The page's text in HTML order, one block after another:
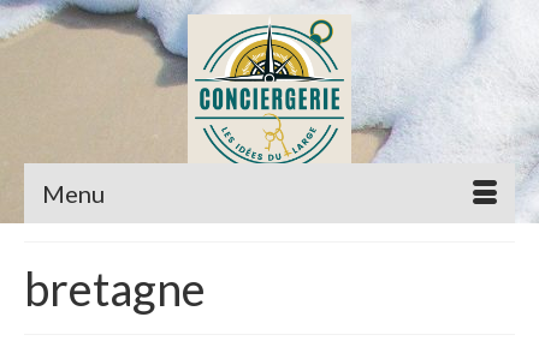
Menu
bretagne